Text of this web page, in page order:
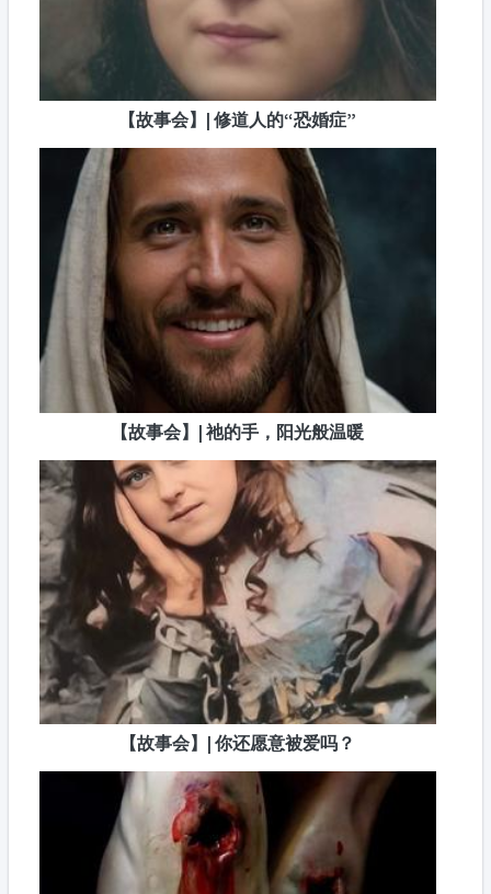
【故事会】| 修道人的“恐婚症”
【故事会】| 祂的手，阳光般温暖
【故事会】| 你还愿意被爱吗？